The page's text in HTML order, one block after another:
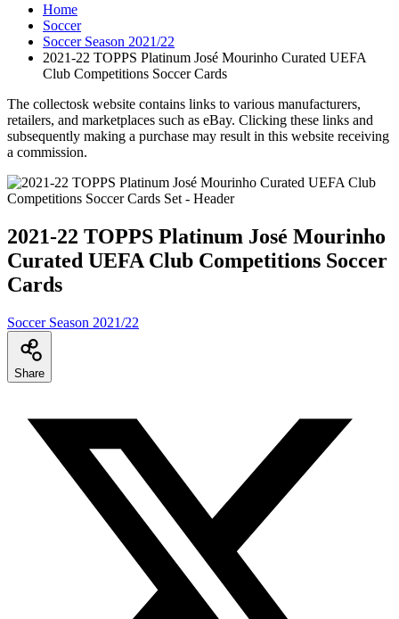
Home
Soccer
Soccer Season 2021/22
2021-22 TOPPS Platinum José Mourinho Curated UEFA
Club Competitions Soccer Cards
The collectosk website contains links to various manufacturers,
retailers, and marketplaces such as eBay. Clicking these links and
subsequently making a purchase may result in this website receiving
a commission.
2021-22 TOPPS Platinum José Mourinho
Curated UEFA Club Competitions Soccer
Cards
Soccer Season 2021/22
Share